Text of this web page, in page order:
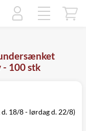
100 stk
d. 18/8 - lørdag d. 22/8)